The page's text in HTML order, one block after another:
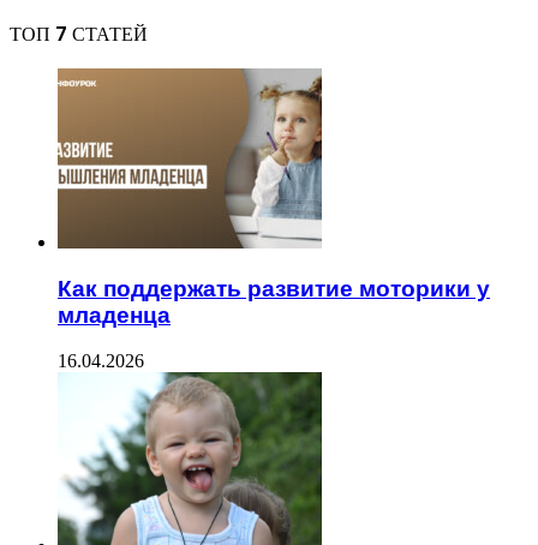
ТОП 7 СТАТЕЙ
Как поддержать развитие моторики у
младенца
16.04.2026